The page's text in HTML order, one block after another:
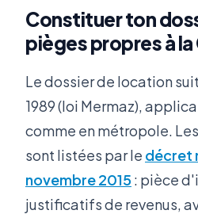
Constituer ton
pièges propres à la
Le dossier de location
1989 (loi Mermaz),
comme en métropole.
sont listées par le décret
novembre 2015 : pièce
justificatifs de revenus,